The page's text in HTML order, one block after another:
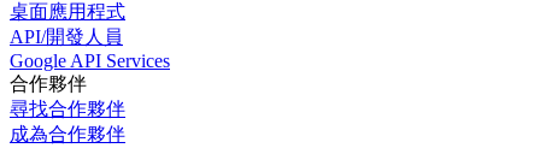
桌面應用程式
API/開發人員
Google API Services
合作夥伴
尋找合作夥伴
成為合作夥伴